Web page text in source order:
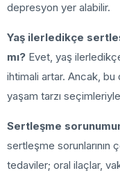
depresyon yer alabilir.
Yaş ilerledikçe
mı? Evet, yaş
ihtimali artar. Ancak, bu
yaşam tarzı
Sertleşme
sertleşme sorunlarının
tedaviler; oral ilaçlar,